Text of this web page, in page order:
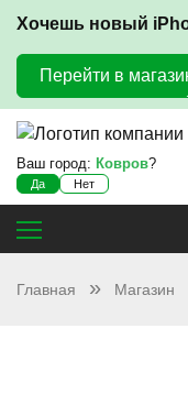
Хочешь новый
Перейти в
Ваш город: Ковров?
Да Нет
Главная Магазин